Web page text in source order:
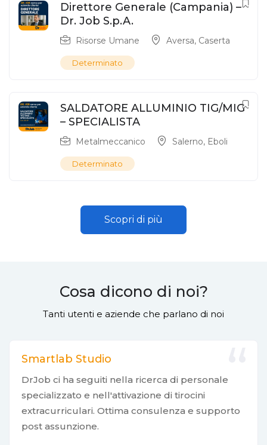
Direttore Generale (Campania) –
Dr. Job S.p.A.
Risorse Umane Aversa, Caserta
Determinato
SALDATORE ALLUMINIO TIG/MIG
– SPECIALISTA
Metalmeccanico Salerno, Eboli
Determinato
Scopri di più
Cosa dicono di noi?
Tanti utenti e aziende che parlano di noi
Smartlab Studio
DrJob ci ha seguiti nella ricerca di personale
specializzato e nell'attivazione di tirocini
extracurriculari. Ottima consulenza e supporto
post assunzione.